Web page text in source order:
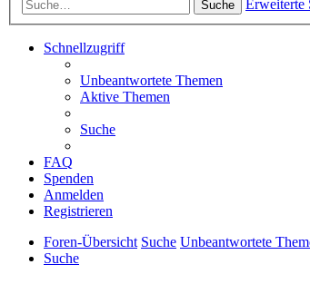
Suche Erweiterte
Schnellzugriff
Unbeantwortete Themen
Aktive Themen
Suche
FAQ
Spenden
Anmelden
Registrieren
Foren-Übersicht Suche Unbeantwortete
Suche